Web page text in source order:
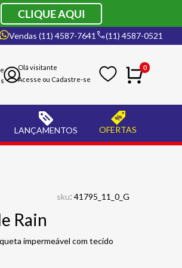
CLIQUE AQUI
Vendas (11) 4587-7641 (11) 4587-0521
0
LANÇAMENTOS OFERTAS
sku: 41795_11_0_G
Rain
impermeável com tecido